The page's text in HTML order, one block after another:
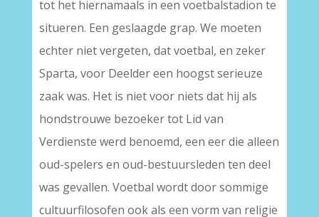
tot het hiernamaals in een voetbalstadion te
situeren. Een geslaagde grap. We moeten
echter niet vergeten, dat voetbal, en zeker
Sparta, voor Deelder een hoogst serieuze
zaak was. Het is niet voor niets dat hij als
hondstrouwe bezoeker tot Lid van
Verdienste werd benoemd, een eer die alleen
oud-spelers en oud-bestuursleden ten deel
was gevallen. Voetbal wordt door sommige
cultuurfilosofen ook als een vorm van religie